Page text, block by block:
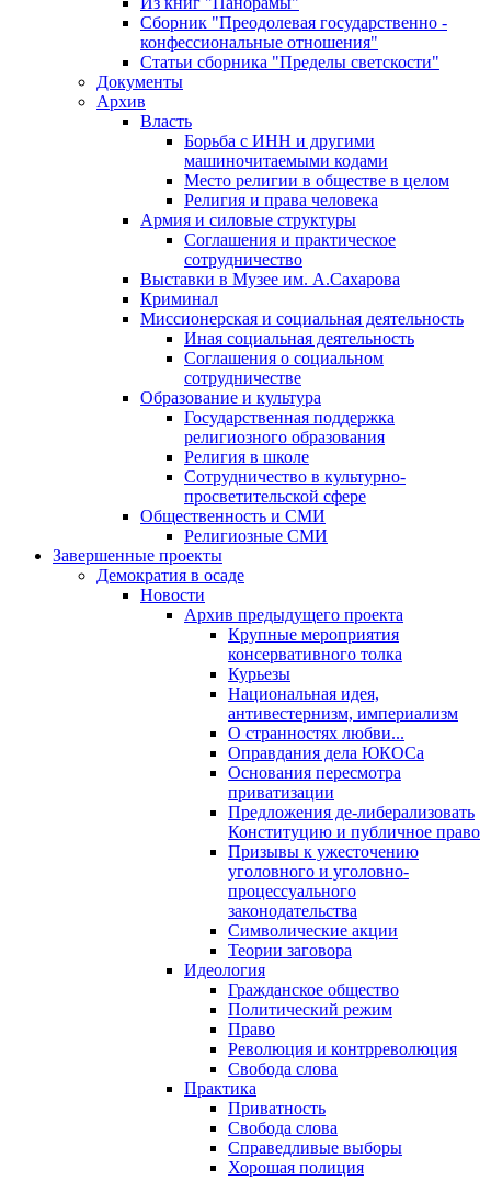
Сборник "Преодолевая государственно -
конфессиональные отношения"
Статьи сборника "Пределы светскости"
Документы
Архив
Власть
Борьба с ИНН и другими
машиночитаемыми кодами
Место религии в обществе в целом
Религия и права человека
Армия и силовые структуры
Соглашения и практическое
сотрудничество
Выставки в Музее им. А.Сахарова
Криминал
Миссионерская и социальная деятельность
Иная социальная деятельность
Соглашения о социальном
сотрудничестве
Образование и культура
Государственная поддержка
религиозного образования
Религия в школе
Сотрудничество в культурно-
просветительской сфере
Общественность и СМИ
Религиозные СМИ
Завершенные проекты
Демократия в осаде
Новости
Архив предыдущего проекта
Крупные мероприятия
консервативного толка
Курьезы
Национальная идея,
антивестернизм, империализм
О странностях любви...
Оправдания дела ЮКОСа
Основания пересмотра
приватизации
Предложения де-либерализовать
Конституцию и публичное право
Призывы к ужесточению
уголовного и уголовно-
процессуального
законодательства
Символические акции
Теории заговора
Идеология
Гражданское общество
Политический режим
Право
Революция и контрреволюция
Свобода слова
Практика
Приватность
Свобода слова
Справедливые выборы
Хорошая полиция